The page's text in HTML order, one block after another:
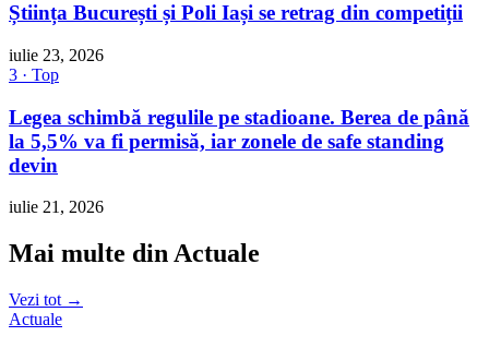
Știința București și Poli Iași se retrag din competiții
iulie 23, 2026
3 · Top
Legea schimbă regulile pe stadioane. Berea de până
la 5,5% va fi permisă, iar zonele de safe standing
devin
iulie 21, 2026
Mai multe din Actuale
Vezi tot →
Actuale